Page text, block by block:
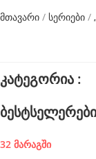
c
s
.
w
-
ერნესტ
მთავარი / სერიები /
კატეგორია :
ბესტსელერები
32 მარაგში